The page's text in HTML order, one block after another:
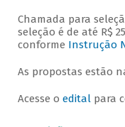
Chamada para
seleção é de até R$
conforme Instrução
As propostas estão
Acesse o editalpara